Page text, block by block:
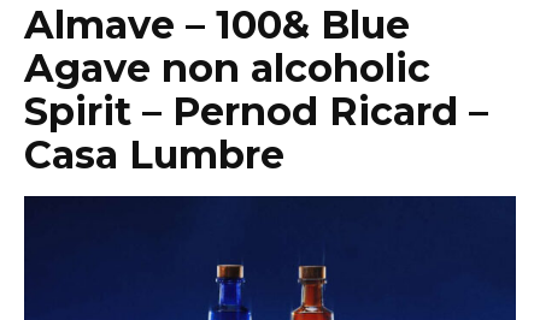
Almave – 100& Blue
Agave non alcoholic
Spirit – Pernod Ricard –
Casa Lumbre